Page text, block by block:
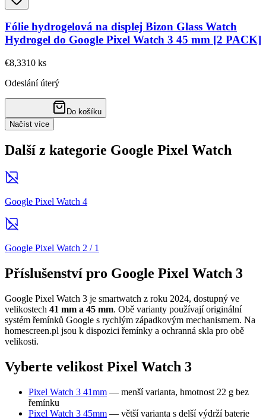
Fólie hydrogelová na displej Bizon Glass Watch
Hydrogel do Google Pixel Watch 3 45 mm [2 PACK]
€8,3310 ks
Odeslání úterý
Do košíku
Načíst více
Další z kategorie Google Pixel Watch
Google Pixel Watch 4
Google Pixel Watch 2 / 1
Příslušenství pro Google Pixel Watch 3
Google Pixel Watch 3 je smartwatch z roku 2024, dostupný ve
velikostech 41 mm a 45 mm. Obě varianty používají originální
systém řemínků Google s rychlým západkovým mechanismem. Na
homescreen.pl jsou k dispozici řemínky a ochranná skla pro obě
velikosti.
Vyberte velikost Pixel Watch 3
Pixel Watch 3 41mm — menší varianta, hmotnost 22 g bez
řemínku
Pixel Watch 3 45mm — větší varianta s delší výdrží baterie